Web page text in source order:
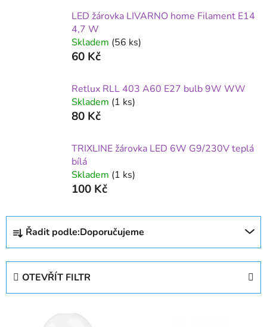
LED žárovka LIVARNO home Filament E14
4,7 W
Skladem (56 ks)
60 Kč
Retlux RLL 403 A60 E27 bulb 9W WW
Skladem (1 ks)
80 Kč
TRIXLINE žárovka LED 6W G9/230V teplá
bílá
Skladem (1 ks)
100 Kč
Ř
z
Řadit podle:Doporučujeme
OTEVŘÍT FILTR